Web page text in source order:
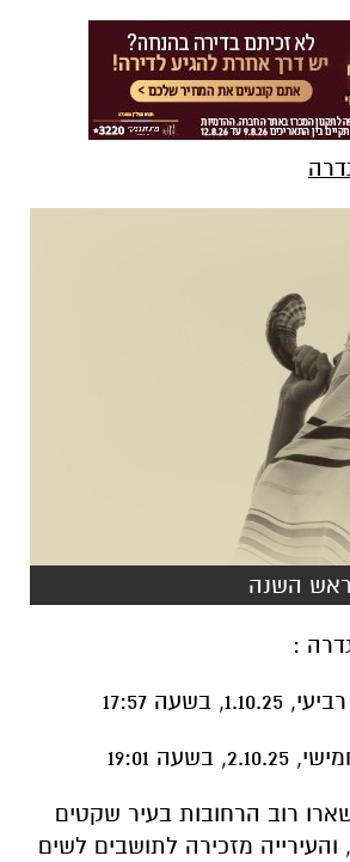
:
בשעה 17:57
בשעה 19:01
רוב הרחובות בעיר שקטים
מזכירה לתושבים לשים